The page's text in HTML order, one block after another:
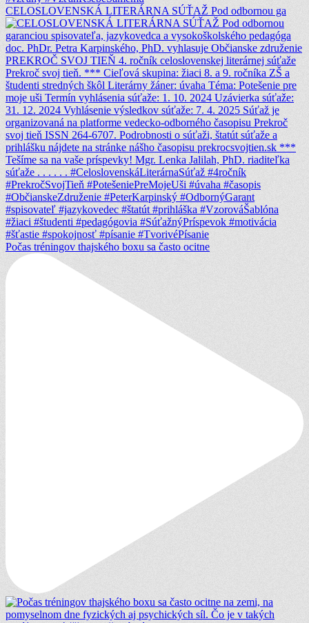
CELOSLOVENSKÁ LITERÁRNA SÚŤAŽ Pod odbornou ga
Počas tréningov thajského boxu sa často ocitne